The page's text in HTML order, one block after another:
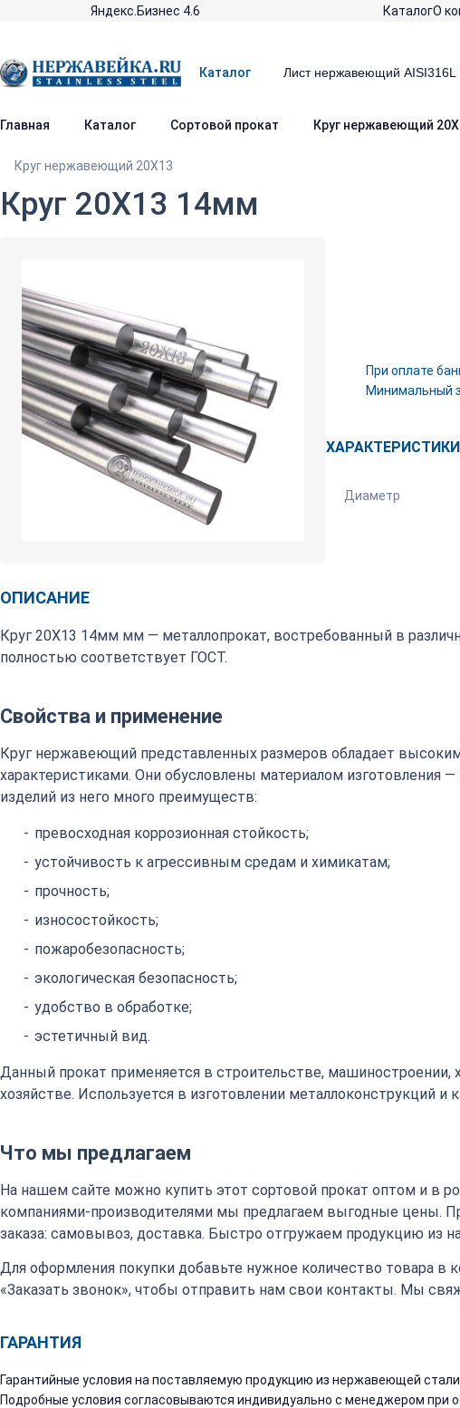
Яндекс.Бизнес 4.6 КаталогО
Каталог
Главная Каталог Сортовой прокат Круг нержавеющий
Круг нержавеющий 20Х13
Круг 20Х13 14мм
При оплате
Минимальный
ХАРАКТЕРИСТИКИ
Диаметр
ОПИСАНИЕ
Круг 20Х13 14мм мм — металлопрокат, востребованный в
полностью соответствует ГОСТ.
Свойства и применение
Круг нержавеющий представленных размеров обладает
характеристиками. Они обусловлены материалом изготовления
изделий из него много преимуществ:
превосходная коррозионная стойкость;
устойчивость к агрессивным средам и химикатам;
прочность;
износостойкость;
пожаробезопасность;
экологическая безопасность;
удобство в обработке;
эстетичный вид.
Данный прокат применяется в строительстве,
хозяйстве. Используется в изготовлении металлоконструкций и
Что мы предлагаем
На нашем сайте можно купить этот сортовой прокат оптом и в
компаниями-производителями мы предлагаем выгодные цены.
заказа: самовывоз, доставка. Быстро отгружаем продукцию из
Для оформления покупки добавьте нужное количество товара в
«Заказать звонок», чтобы отправить нам свои контакты. Мы
ГАРАНТИЯ
Гарантийные условия на поставляемую продукцию из нержавеющей
Подробные условия согласовываются индивидуально с менеджером при